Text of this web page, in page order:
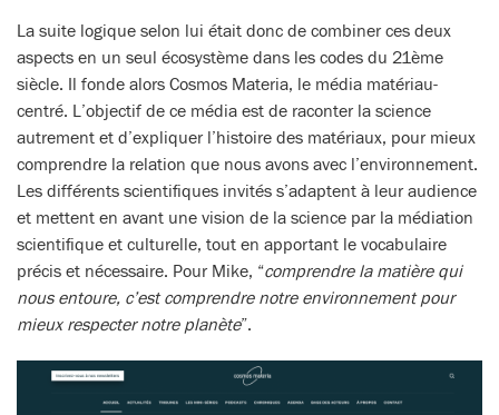
La suite logique selon lui était donc de combiner ces deux
aspects en un seul écosystème dans les codes du 21ème
siècle. Il fonde alors Cosmos Materia, le média matériau-
centré. L’objectif de ce média est de raconter la science
autrement et d’expliquer l’histoire des matériaux, pour mieux
comprendre la relation que nous avons avec l’environnement.
Les différents scientifiques invités s’adaptent à leur audience
et mettent en avant une vision de la science par la médiation
scientifique et culturelle, tout en apportant le vocabulaire
précis et nécessaire. Pour Mike, “comprendre la matière qui
nous entoure, c’est comprendre notre environnement pour
mieux respecter notre planète”.